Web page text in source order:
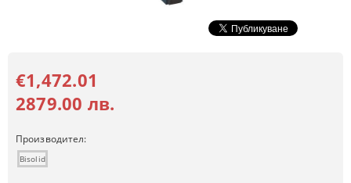
€1,472.01
2879.00 лв.
Производител:
Bisolid